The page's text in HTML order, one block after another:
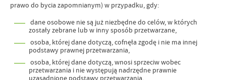
prawo do bycia zapomnianym) w przypadku, gdy:
dane osobowe nie są już niezbędne do celów, w których
zostały zebrane lub w inny sposób przetwarzane,
osoba, której dane dotyczą, cofnęła zgodę i nie ma innej
podstawy prawnej przetwarzania,
osoba, której dane dotyczą, wnosi sprzeciw wobec
przetwarzania i nie występują nadrzędne prawnie
uzasadnione podstawy przetwarzania,